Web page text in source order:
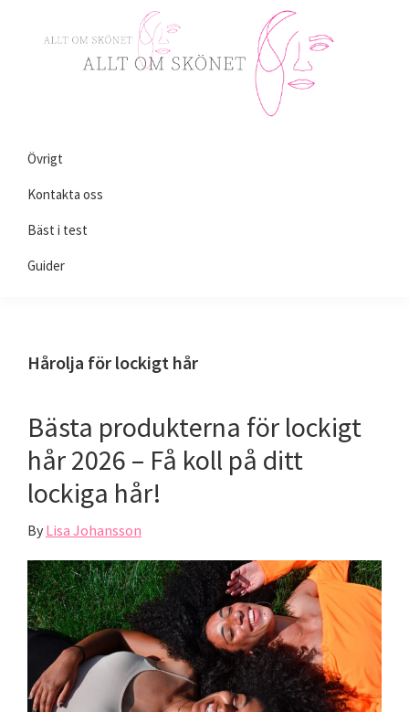
du
behöver
om
skönhet!
Övrigt
Kontakta oss
Bäst i test
Guider
Hårolja för lockigt hår
Bästa produkterna för lockigt
hår 2026 – Få koll på ditt
lockiga hår!
By Lisa Johansson